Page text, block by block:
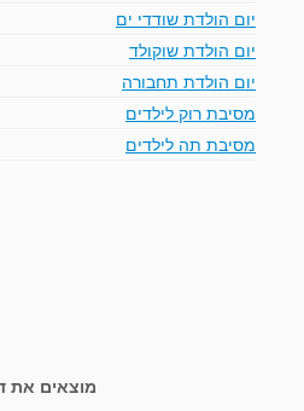
יום הולדת שודדי ים
יום הולדת שוקולד
יום הולדת תחבורה
מסיבת רוק לילדים
מסיבת תה לילדים
מוצאים את